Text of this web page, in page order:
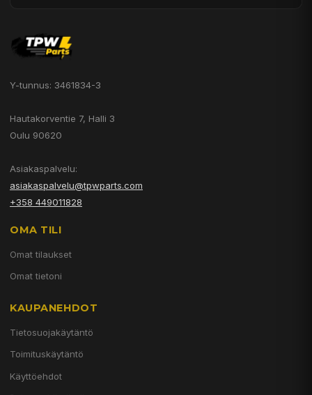
Y-tunnus: 3461834-3
Hautakorventie 7, Halli 3
Oulu 90620
Asiakaspalvelu:
asiakaspalvelu@tpwparts.com
+358 449011828
OMA TILI
Omat tilaukset
Omat tietoni
KAUPANEHDOT
Tietosuojakäytäntö
Toimituskäytäntö
Käyttöehdot